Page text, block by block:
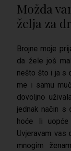
Možda
želja za
Brojne moje
da žele još
nešto što i ja s
me i samu
dovoljno
jednak način s
hoće li
Uvjeravam vas
mnogim